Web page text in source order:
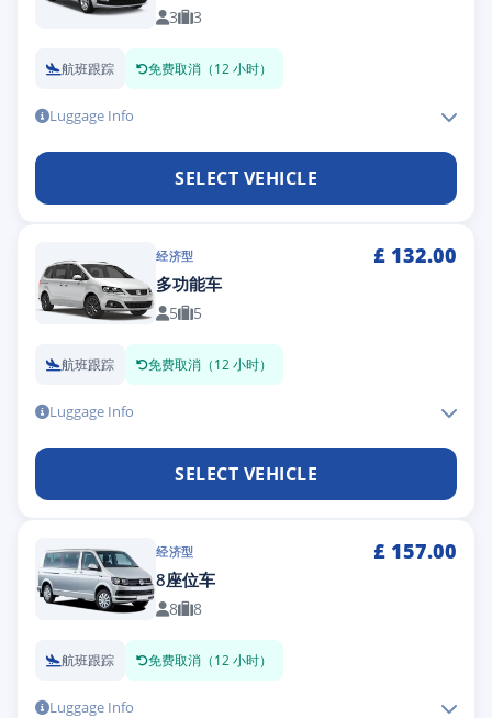
3 3
航班跟踪 免费取消（12 小时）
Luggage Info
SELECT VEHICLE
经济型 £ 132.00
多功能车
5 5
航班跟踪 免费取消（12 小时）
Luggage Info
SELECT VEHICLE
经济型 £ 157.00
8座位车
8 8
航班跟踪 免费取消（12 小时）
Luggage Info